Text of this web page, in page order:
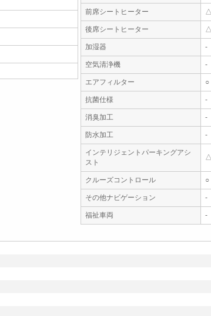
前席シートヒーター
後席シートヒーター
加湿器 -
空気清浄機 -
エアフィルター ○
抗菌仕様 -
消臭加工 -
防水加工 -
インテリジェントパーキングアシ
スト
クルーズコントロール ○
その他ナビゲーション -
福祉車両
-